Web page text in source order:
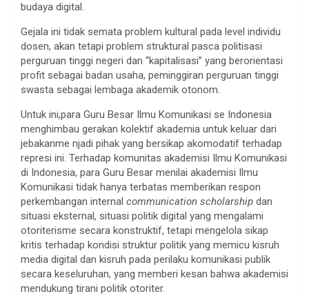
budaya digital.
Gejala ini tidak semata problem kultural pada level individu
dosen, akan tetapi problem struktural pasca politisasi
perguruan tinggi negeri dan “kapitalisasi” yang berorientasi
profit sebagai badan usaha, peminggiran perguruan tinggi
swasta sebagai lembaga akademik otonom.
Untuk ini,para Guru Besar Ilmu Komunikasi se Indonesia
menghimbau gerakan kolektif akademia untuk keluar dari
jebakanme njadi pihak yang bersikap akomodatif terhadap
represi ini. Terhadap komunitas akademisi Ilmu Komunikasi
di Indonesia, para Guru Besar menilai akademisi Ilmu
Komunikasi tidak hanya terbatas memberikan respon
perkembangan internal communication scholarship dan
situasi eksternal, situasi politik digital yang mengalami
otoriterisme secara konstruktif, tetapi mengelola sikap
kritis terhadap kondisi struktur politik yang memicu kisruh
media digital dan kisruh pada perilaku komunikasi publik
secara keseluruhan, yang memberi kesan bahwa akademisi
mendukung tirani politik otoriter.